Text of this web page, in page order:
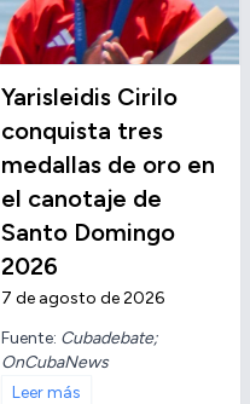
Yarisleidis Cirilo
conquista tres
medallas de oro en
el canotaje de
Santo Domingo
2026
7 de agosto de 2026
Fuente: Cubadebate;
OnCubaNews
Leer más